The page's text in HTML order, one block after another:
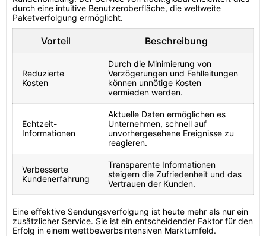
durch eine intuitive Benutzeroberfläche, die weltweite
Paketverfolgung ermöglicht.
Vorteil Beschreibung
Reduzierte
Kosten
Durch die Minimierung von
Verzögerungen und Fehlleitungen
können unnötige Kosten
vermieden werden.
Echtzeit-
Informationen
Aktuelle Daten ermöglichen es
Unternehmen, schnell auf
unvorhergesehene Ereignisse zu
reagieren.
Verbesserte
Kundenerfahrung
Transparente Informationen
steigern die Zufriedenheit und das
Vertrauen der Kunden.
Eine effektive Sendungsverfolgung ist heute mehr als nur ein
zusätzlicher Service. Sie ist ein entscheidender Faktor für den
Erfolg in einem wettbewerbsintensiven Marktumfeld.